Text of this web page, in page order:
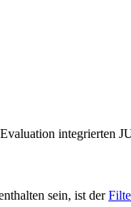
integrierten
sein, ist der